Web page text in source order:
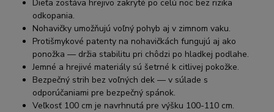
Dieťa zostáva hrejivo zakryté po celú noc bez rizika
odkopania.
Nohavičky umožňujú voľný pohyb aj v zimnom vaku.
Protišmykové patenty na nohavičkách fungujú aj ako
ponožka — držia stabilitu pri chôdzi po hladkej podlahe.
Jemné a hrejivé materiály sú šetrné k citlivej pokožke.
Bezpečný strih bez voľných dek — v súlade s
odporúčaniami pre bezpečný spánok.
Veľkosť 100 cm je navrhnutá pre výšku 100-110 cm.